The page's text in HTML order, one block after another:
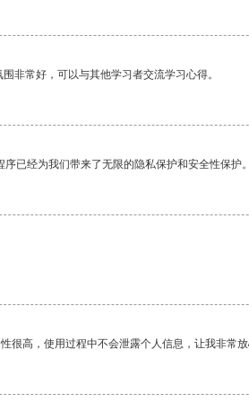
非常好，可以与其他学习者交流学习心得。
序已经为我们带来了无限的隐私保护和安全性保护
很高，使用过程中不会泄露个人信息，让我非常